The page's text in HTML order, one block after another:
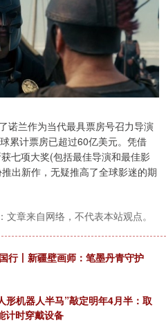
诺兰作为当代最具票房号召力导演
累计票房已超过60亿美元。凭借
七项大奖(包括最佳导演和最佳影
出新作，无疑推高了全球影迷的期
文章来自网络，不代表本站观点。
行丨新疆壁画师：笔墨丹青守护
形机器人半马”敲定明年4月半：取
计时穿戴设备